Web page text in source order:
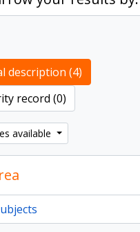
description (4)
record (0)
available